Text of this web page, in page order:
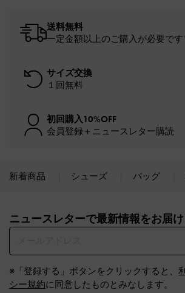
送料無料
一定金額以上のご購入が必要で
サイズ交換
１回無料
初回購入10%OFF
会員登録＋ニュースレター購読
新着商品 シューズ バッグ
ニュースレターで最新情報をお届け
※「登録する」ボタンをクリックすると、
シー規約に同意したものとみなします。